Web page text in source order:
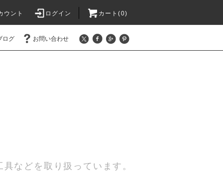
ウント ログイン カート(0)
ログ お問い合わせ
などを取り扱っています。